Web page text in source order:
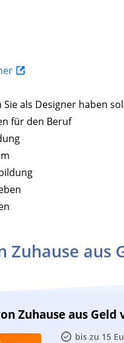
als Designer haben
für den Beruf
Zuhause aus
Zuhause aus Geld
bis zu 15